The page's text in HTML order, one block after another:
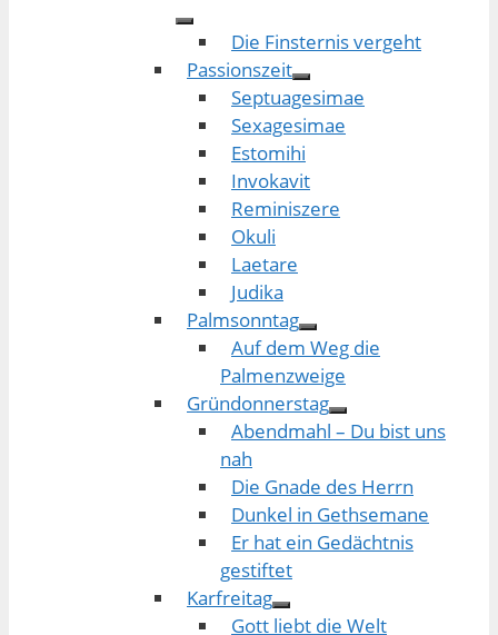
Die Finsternis vergeht
Passionszeit
Septuagesimae
Sexagesimae
Estomihi
Invokavit
Reminiszere
Okuli
Laetare
Judika
Palmsonntag
Auf dem Weg die
Palmenzweige
Gründonnerstag
Abendmahl – Du bist uns
nah
Die Gnade des Herrn
Dunkel in Gethsemane
Er hat ein Gedächtnis
gestiftet
Karfreitag
Gott liebt die Welt